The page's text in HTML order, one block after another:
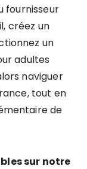
fournisseur
créez un
un
adultes
naviguer
tout en
de
sur notre